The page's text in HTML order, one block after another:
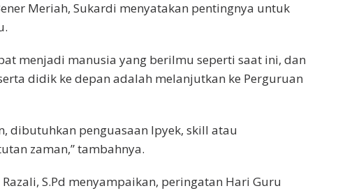
Meriah, Sukardi menyatakan pentingnya untuk
menjadi manusia yang berilmu seperti saat ini, dan
didik ke depan adalah melanjutkan ke Perguruan
dibutuhkan penguasaan Ipyek, skill atau
zaman,” tambahnya.
S.Pd menyampaikan, peringatan Hari Guru